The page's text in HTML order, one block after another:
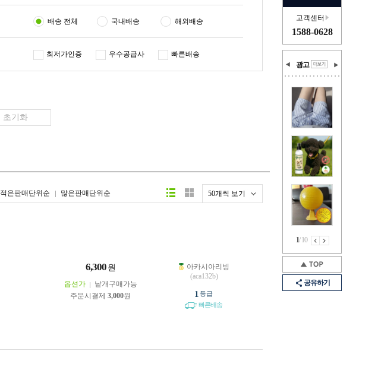
고객센터
1588-0628
광고
1/10
공유하기
배송 전체 국내배송 해외배송
최저가인증 우수공급사 빠른배송
적은판매단위순 많은판매단위순 50개씩 보기
6,300 원
옵션가
낱개구매가능
주문시결제 3,000원
아카시아리빙
(aca132b)
1 등급
빠른배송